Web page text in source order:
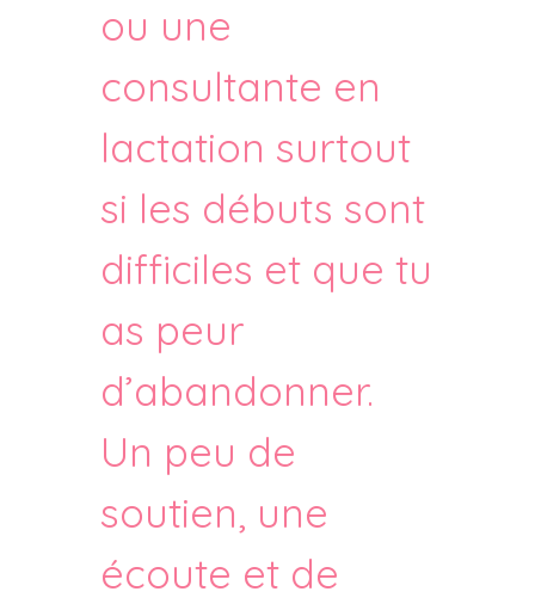
ou une
consultante en
lactation surtout
si les débuts sont
difficiles et que tu
as peur
d’abandonner.
Un peu de
soutien, une
écoute et de